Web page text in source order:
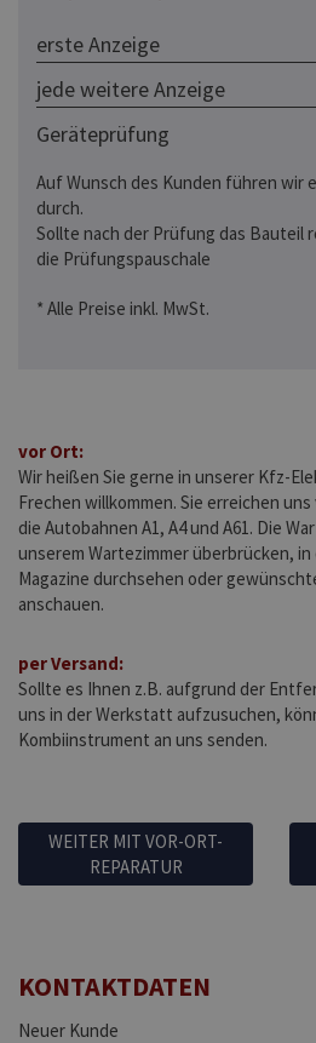
erste Anzeige
jede weitere Anzeige
Geräteprüfung
Auf Wunsch des Kunden führen wir
durch.
Sollte nach der Prüfung das
die Prüfungspauschale
* Alle Preise inkl. MwSt.
vor Ort:
Wir heißen Sie gerne in unserer Kfz-
Frechen willkommen. Sie erreichen
die Autobahnen A1, A4 und A61. Die
unserem Wartezimmer überbrücken, in
Magazine durchsehen oder
anschauen.
per Versand:
Sollte es Ihnen z.B. aufgrund der
uns in der Werkstatt aufzusuchen,
Kombiinstrument an uns senden.
WEITER MIT VOR-ORT-
REPARATUR
KONTAKTDATEN
Neuer Kunde